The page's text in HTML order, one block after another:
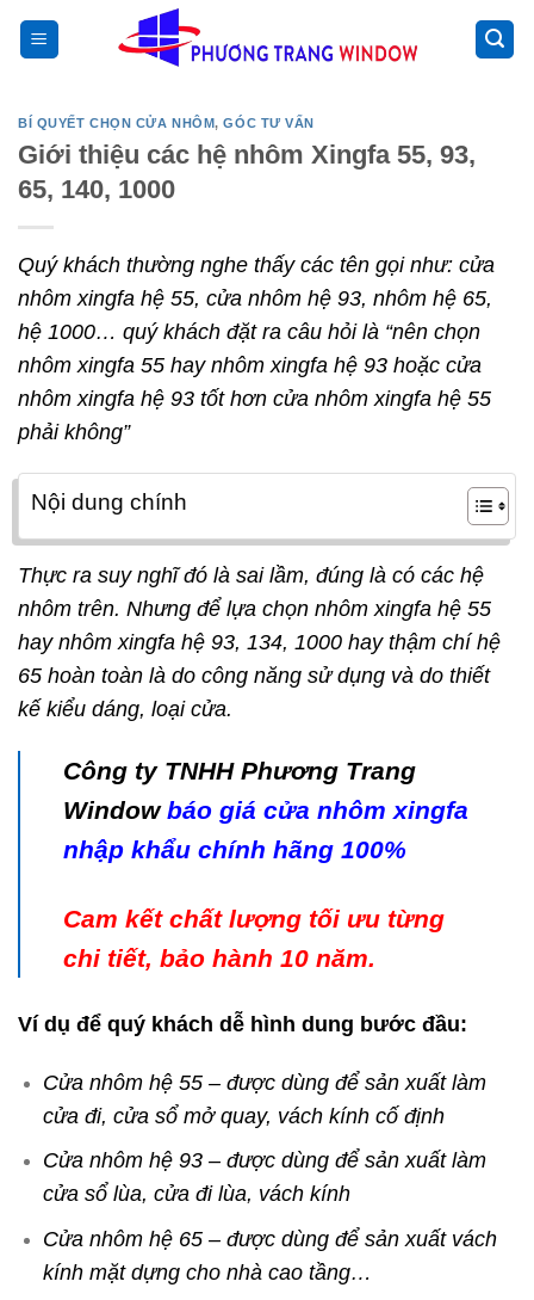
đến
BÍ QUYẾT CHỌN CỬA NHÔM,GÓC TƯ VẤN
Giới thiệu các hệ nhôm Xingfa 55, 93,
65, 140, 1000
Quý khách thường nghe thấy các tên gọi như: cửa
nhôm xingfa hệ 55, cửa nhôm hệ 93, nhôm hệ 65,
hệ 1000… quý khách đặt ra câu hỏi là “nên chọn
nhôm xingfa 55 hay nhôm xingfa hệ 93 hoặc cửa
nhôm xingfa hệ 93 tốt hơn cửa nhôm xingfa hệ 55
phải không”
Nội dung chính
Thực ra suy nghĩ đó là sai lầm, đúng là có các hệ
nhôm trên. Nhưng để lựa chọn nhôm xingfa hệ 55
hay nhôm xingfa hệ 93, 134, 1000 hay thậm chí hệ
65 hoàn toàn là do công năng sử dụng và do thiết
kế kiểu dáng, loại cửa.
Công ty TNHH Phương Trang
Window báo giá cửa nhôm xingfa
nhập khẩu chính hãng 100%
Cam kết chất lượng tối ưu từng
chi tiết, bảo hành 10 năm.
Ví dụ để quý khách dễ hình dung bước đầu:
Cửa nhôm hệ 55 – được dùng để sản xuất làm
cửa đi, cửa sổ mở quay, vách kính cố định
Cửa nhôm hệ 93 – được dùng để sản xuất làm
cửa sổ lùa, cửa đi lùa, vách kính
Cửa nhôm hệ 65 – được dùng để sản xuất vách
kính mặt dựng cho nhà cao tầng…